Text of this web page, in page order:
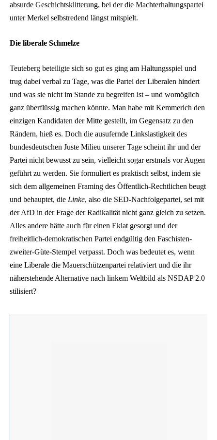
absurde Geschichtsklitterung, bei der die Machterhaltungspartei
unter Merkel selbstredend längst mitspielt.
Die liberale Schmelze
Teuteberg beteiligte sich so gut es ging am Haltungsspiel und
trug dabei verbal zu Tage, was die Partei der Liberalen hindert
und was sie nicht im Stande zu begreifen ist – und womöglich
ganz überflüssig machen könnte. Man habe mit Kemmerich den
einzigen Kandidaten der Mitte gestellt, im Gegensatz zu den
Rändern, hieß es. Doch die ausufernde Linkslastigkeit des
bundesdeutschen Juste Milieu unserer Tage scheint ihr und der
Partei nicht bewusst zu sein, vielleicht sogar erstmals vor Augen
geführt zu werden. Sie formuliert es praktisch selbst, indem sie
sich dem allgemeinen Framing des Öffentlich-Rechtlichen beugt
und behauptet, die Linke, also die SED-Nachfolgepartei, sei mit
der AfD in der Frage der Radikalität nicht ganz gleich zu setzen.
Alles andere hätte auch für einen Eklat gesorgt und der
freiheitlich-demokratischen Partei endgültig den Faschisten-
zweiter-Güte-Stempel verpasst. Doch was bedeutet es, wenn
eine Liberale die Mauerschützenpartei relativiert und die ihr
näherstehende Alternative nach linkem Weltbild als NSDAP 2.0
stilisiert?